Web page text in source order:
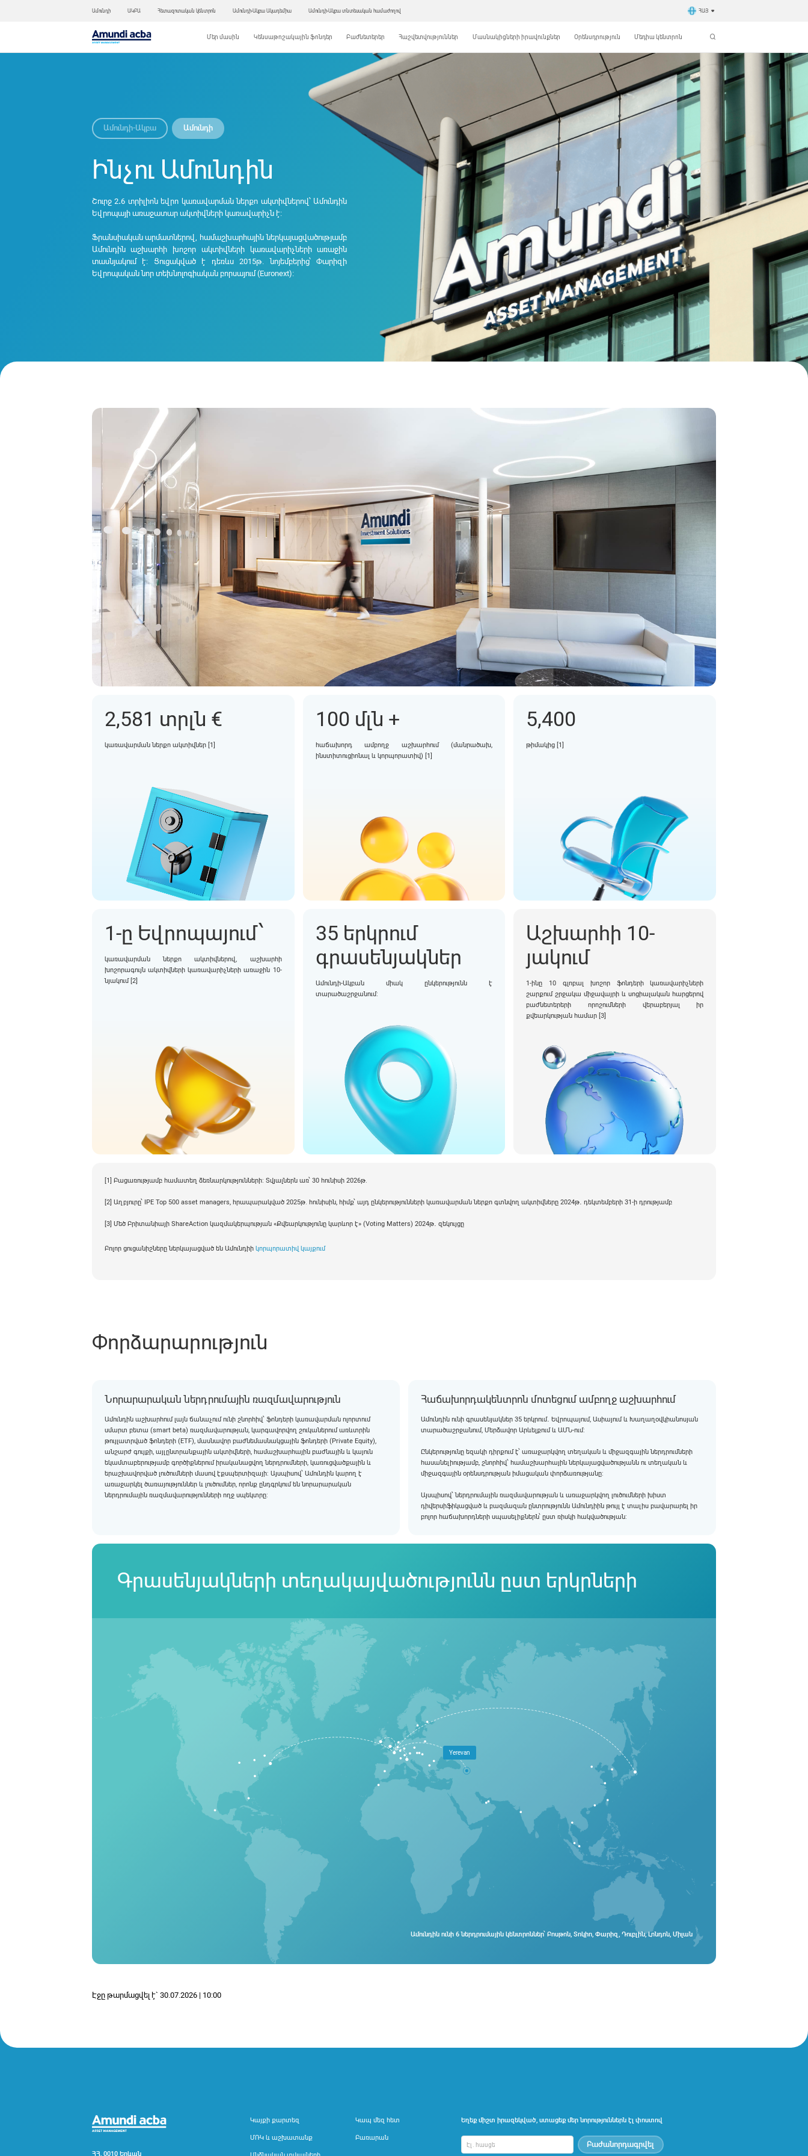
Ամունդի ԱԿԲԱ Հետազոտական կենտրոն Ամունդի-Ակբա Ակադեմիա Ամունդի-Ակբա տնտեսական համաժողով ՀԱՅ
Մեր մասին Կենսաթոշակային ֆոնդեր Բաժնետերեր Հաշվետվություններ Մասնակիցների իրավունքներ Օրենսդրություն Մեդիա կենտրոն
Ամունդի-Ակբա Ամունդի
Ինչու Ամունդին
Շուրջ 2․6 տրիլիոն եվրո կառավարման ներքո ակտիվներով՝ Ամունդին
Եվրոպայի առաջատար ակտիվների կառավարիչն է։
Ֆրանսիական արմատներով, համաշխարհային ներկայացվածությամբ
Ամունդինաշխարհի խոշոր ակտիվների կառավարիչների առաջին
տասնյակում է։ Ցուցակված է դեռևս 2015թ. նոյեմբերից՝ Փարիզի
Եվրոպական նոր տեխնոլոգիական բորսայում (Euronext)։
2,581 տրլն €
կառավարման ներքո ակտիվներ [1]
100 մլն +
հաճախորդ ամբողջ աշխարհում (մանրածախ,
ինստիտուցիոնալ և կորպորատիվ) [1]
5,400
թիմակից [1]
1-ը Եվրոպայում՝
կառավարման ներքո ակտիվներով, աշխարհի
խոշորագույն ակտիվների կառավարիչների առաջին 10-
նյակում [2]
35 երկրում
գրասենյակներ
Ամունդի-Ակբան միակ ընկերությունն է
տարածաշրջանում։
Աշխարհի 10-
յակում
1-ինը 10 գլոբալ խոշոր ֆոնդերի կառավարիչների
շարքում շրջակա միջավայրի և սոցիալական հարցերով
բաժնետերերի որոշումների վերաբերյալ իր
քվեարկության համար [3]
[1] Բացառությամբ համատեղ ձեռնարկությունների։ Տվյալներն առ՝ 30 հունիսի 2026թ.
[2] Աղբյուրը՝ IPE Top 500 asset managers, հրապարակված 2025թ. հունիսին, հիմք՝ այդ ընկերությունների կառավարման ներքո գտնվող ակտիվները 2024թ․ դեկտեմբերի 31-ի դրությամբ
[3] Մեծ Բրիտանիայի ShareAction կազմակերպության «Քվեարկությունը կարևոր է» (Voting Matters) 2024թ․ զեկույցը
Բոլոր ցուցանիշները ներկայացված են Ամունդիի կորպորատիվ կայքում
Փորձարարություն
Նորարարական ներդրումային ռազմավարություն
Ամունդին աշխարհում լայն ճանաչում ունի շնորհիվ՝ ֆոնդերի կառավարման ոլորտում
սմարտ բետա (smart beta) ռազմավարության, կարգավորվող շուկաներում առևտրին
թույլատրված ֆոնդերի (ETF), մասնավոր բաժնեմասնակցային ֆոնդերի (Private Equity),
անշարժ գույքի, այլընտրանքային ակտիվների, համաշխարհային բաժնային և կայուն
եկամտաբերությամբ գործիքներում իրականացվող ներդրումների, կառուցվածքային և
երաշխավորված լուծումների մասով էքսպերտիզայի: Այսպիսով՝ Ամունդին կարող է
առաջարկել ծառայություններ և լուծումներ, որոնք ընդգրկում են նորարարական
ներդրումային ռազմավարությունների ողջ սպեկտրը:
Հաճախորդակենտրոն մոտեցում ամբողջ աշխարհում
Ամունդին ունի գրասենյակներ 35 երկրում․ Եվրոպայում, Ասիայում և Խաղաղօվկիանոսյան
տարածաշրջանում, Մերձավոր Արևելքում և ԱՄՆ-ում:
Ընկերությունը եզակի դիրքում է՝ առաջարկվող տեղական և միջազգային ներդրումների
հասանելիությամբ, շնորհիվ՝ համաշխարհային ներկայացվածությանն ու տեղական և
միջազգային օրենսդրության իմացական փորձառությանը:
Այսպիսով՝ ներդրումային ռազմավարության և առաջարկվող լուծումների խիստ
դիվերսիֆիկացված և բազմազան ընտրությունն Ամունդիին թույլ է տալիս բավարարել իր
բոլոր հաճախորդների սպասելիքներն՝ ըստ ռիսկի հակվածության:
Գրասենյակների տեղակայվածությունն ըստ երկրների
Yerevan
Ամունդին ունի 6 ներդրումային կենտրոններ՝ Բոսթոն, Տոկիո, Փարիզ, Դուբլին, Լոնդոն, Միլան
Էջը թարմացվել է` 30.07.2026 | 10:00
ՀՀ, 0010 Երևան
Կայքի քարտեզ
ՄՌԿ և աշխատանք
Կապ մեզ հետ
Բառարան
Եղեք միշտ իրազեկված, ստացեք մեր նորություններն էլ փոստով
Բաժանորդագրվել